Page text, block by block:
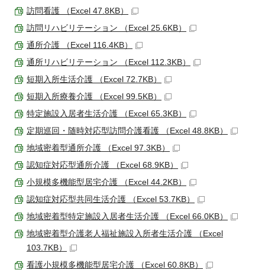
訪問看護 （Excel 47.8KB）
訪問リハビリテーション （Excel 25.6KB）
通所介護 （Excel 116.4KB）
通所リハビリテーション （Excel 112.3KB）
短期入所生活介護 （Excel 72.7KB）
短期入所療養介護 （Excel 99.5KB）
特定施設入居者生活介護 （Excel 65.3KB）
定期巡回・随時対応型訪問介護看護 （Excel 48.8KB）
地域密着型通所介護 （Excel 97.3KB）
認知症対応型通所介護 （Excel 68.9KB）
小規模多機能型居宅介護 （Excel 44.2KB）
認知症対応型共同生活介護 （Excel 53.7KB）
地域密着型特定施設入居者生活介護 （Excel 66.0KB）
地域密着型介護老人福祉施設入所者生活介護 （Excel
103.7KB）
看護小規模多機能型居宅介護 （Excel 60.8KB）